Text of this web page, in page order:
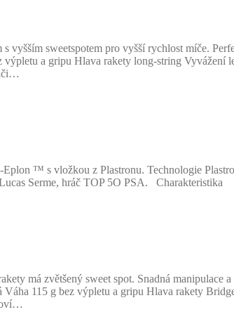
vyšším sweetspotem pro vyšší rychlost míče.
a gripu Hlava rakety long-string
™ s vložkou z Plastronu. Technologie
Lucas Serme, hráč TOP 5O PSA.
má zvětšený sweet spot. Snadná
115 g bez výpletu a gripu Hlava rakety